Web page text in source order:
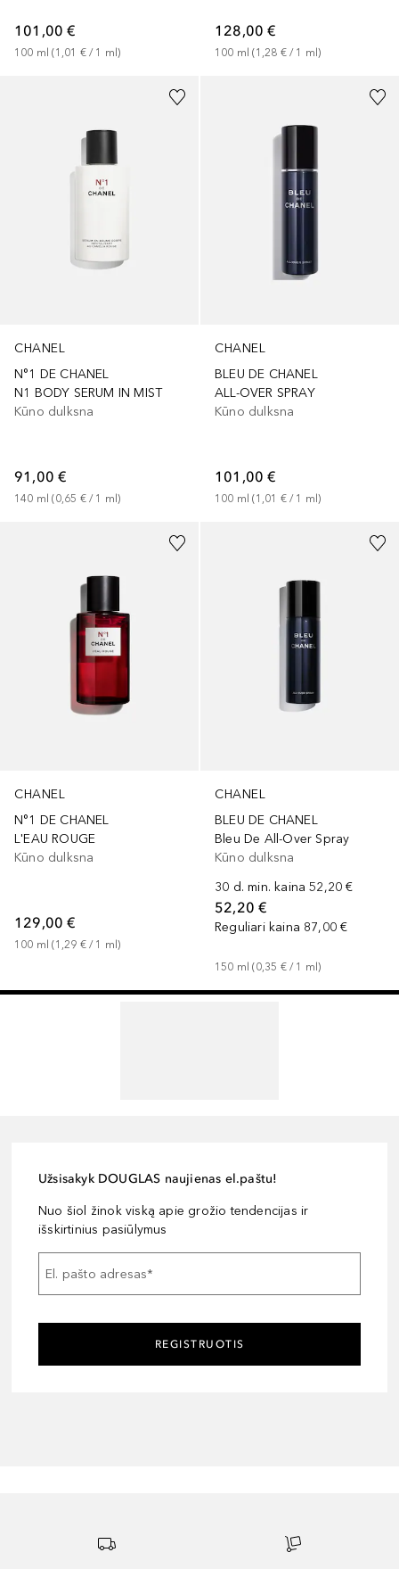
101,00 €
100 ml (1,01 € / 1 ml)
128,00 €
100 ml (1,28 € / 1 ml)
CHANEL
N°1 DE CHANEL
N1 BODY SERUM IN MIST
Kūno dulksna
91,00 €
140 ml (0,65 € / 1 ml)
CHANEL
BLEU DE CHANEL
ALL-OVER SPRAY
Kūno dulksna
101,00 €
100 ml (1,01 € / 1 ml)
CHANEL
N°1 DE CHANEL
L'EAU ROUGE
Kūno dulksna
129,00 €
100 ml (1,29 € / 1 ml)
CHANEL
BLEU DE CHANEL
Bleu De All-Over Spray
Kūno dulksna
30 d. min. kaina 52,20 €
52,20 €
Reguliari kaina 87,00 €
150 ml (0,35 € / 1 ml)
Užsisakyk DOUGLAS naujienas el.paštu!
Nuo šiol žinok viską apie grožio tendencijas ir
išskirtinius pasiūlymus
El. pašto adresas*
REGISTRUOTIS